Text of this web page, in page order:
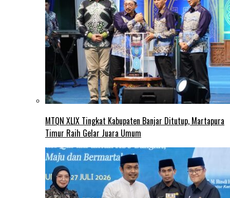
MTQN XLIX Tingkat Kabupaten Banjar Ditutup, Martapura
Timur Raih Gelar Juara Umum